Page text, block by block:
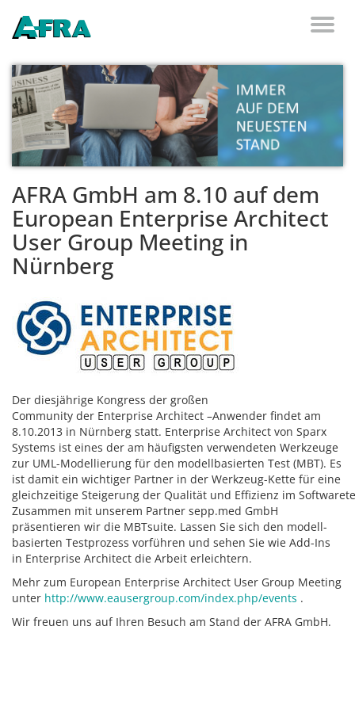
AFRA GmbH am 8.10 auf dem
European Enterprise Architect
User Group Meeting in
Nürnberg
Der diesjährige Kongress der großen
Community der Enterprise Architect –Anwender findet am
8.10.2013 in Nürnberg statt. Enterprise Architect von Sparx
Systems ist eines der am häufigsten verwendeten Werkzeuge
zur UML-Modellierung für den modellbasierten Test (MBT). Es
ist damit ein wichtiger Partner in der Werkzeug-Kette für eine
gleichzeitige Steigerung der Qualität und Effizienz im
Zusammen mit unserem Partner sepp.med GmbH
präsentieren wir die MBTsuite. Lassen Sie sich den modell-
basierten Testprozess vorführen und sehen Sie wie Add-Ins
in Enterprise Architect die Arbeit erleichtern.
Mehr zum European Enterprise Architect User Group Meeting
unter http://www.eausergroup.com/index.php/events .
Wir freuen uns auf Ihren Besuch am Stand der AFRA GmbH.